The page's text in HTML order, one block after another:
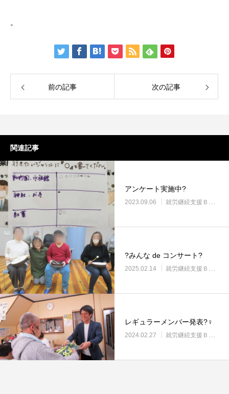
。
前の記事 次の記事
関連記事
アンケート実施中?
2023.09.06 就労継続支援Ｂ型・ニコサービス城東センター
?みんな de コンサート?
2025.02.14 就労継続支援Ｂ型・ニコサービス城東センター
レギュラーメンバー発表?‍♀️
2024.02.27 就労継続支援Ｂ型・ニコサービス城東センター